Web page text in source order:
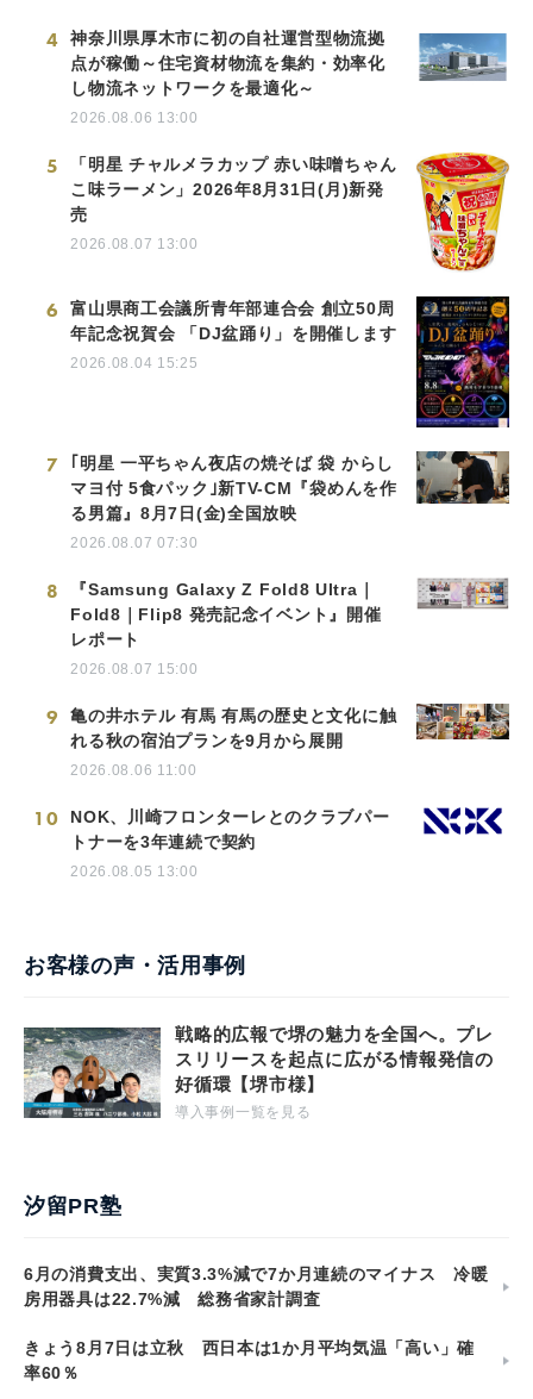
4
神奈川県厚木市に初の自社運営型物流拠
点が稼働～住宅資材物流を集約・効率化
し物流ネットワークを最適化～
2026.08.06 13:00
5
「明星 チャルメラカップ 赤い味噌ちゃん
こ味ラーメン」2026年8月31日(月)新発
売
2026.08.07 13:00
6
富山県商工会議所青年部連合会 創立50周
年記念祝賀会 「DJ盆踊り」を開催します
2026.08.04 15:25
7
｢明星 一平ちゃん夜店の焼そば 袋 からし
マヨ付 5食パック｣新TV-CM『袋めんを作
る男篇』8月7日(金)全国放映
2026.08.07 07:30
8
『Samsung Galaxy Z Fold8 Ultra｜
Fold8｜Flip8 発売記念イベント』開催
レポート
2026.08.07 15:00
9
亀の井ホテル 有馬 有馬の歴史と文化に触
れる秋の宿泊プランを9月から展開
2026.08.06 11:00
10
NOK、川崎フロンターレとのクラブパー
トナーを3年連続で契約
2026.08.05 13:00
お客様の声・活用事例
戦略的広報で堺の魅力を全国へ。プレ
スリリースを起点に広がる情報発信の
好循環【堺市様】
導入事例一覧を見る
汐留PR塾
6月の消費支出、実質3.3%減で7か月連続のマイナス 冷暖
房用器具は22.7%減 総務省家計調査
きょう8月7日は立秋 西日本は1か月平均気温「高い」確
率60％